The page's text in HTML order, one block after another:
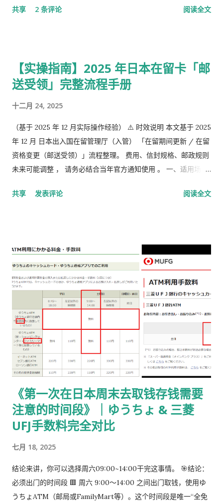
槽的。 第1号被保险者：20岁以上60岁未满农业者，自营业者，
共享 2 条评论 阅读全文
【实操指南】2025 年日本在留卡「邮
送受领」完整流程手册
十二月 24, 2025
（基于 2025 年 12 月实际操作经验） ⚠️ 时效说明 本文基于 2025
年 12 月 日本出入国在留管理厅（入管） 「在留期间更新 / 在留
资格变更（邮送受领）」流程整理。 费用、信封规格、邮政规则
未来可能调整 ， 请务必结合当年官方通知使用 。 一、适用场景
完了，请邮寄材料 」的邮件 选择 邮送方式领取新在留卡 需要自
载 PDF（不是费用说明页） 👉
https://www.moj.go.jp/isa/content/930002833.pdf 打印后
填写： 右上角： 申请受理编号 右下角： 本人姓名 在指定的「収
入印紙贴付栏」内： 贴 5,500 日元的收入印纸 可以是 两张或多
张 不重叠、不消印 📌 5,500 日元适用于： 2025 年 4 月 1 日以
后提交的在留期间更新 / 资格变更申请 ② 准备回邮用【レター
パック】 可以使用： 青色：レターパックライト（430 日元）
或红色：レターパックプラス（更稳，但非强制） 回邮用 レター
パック： 提前写好“收件人地址” 可写：本人住址 或 公司地址 不
要封口 可 对折一次 （标准做法） 📌 官方邮件只写「レターパッ
ク」， 没有指定必须 Plus，也没有写必须本人签收 。 ③ 用【简
易书留】寄给入管 把以下 3 样东西一起放入一个 A4 用信封 ：
手数料纳付书（已贴印纸） 当前持有的在留卡 正本 回邮用 レタ
ーパック（对折） 信封要求： 角2 或 角4 都可以 两者都能放 A4
入管、邮局 没有尺寸指定 用你手上的那个即可 到邮局柜台说一
共享 发表评论 阅读全文
《第一次在日本周末去取钱存钱需要
注意的时间段》｜ゆうちょ & 三菱
UFJ手数料完全对比
七月 18, 2025
结论来讲，你可以选择周六09:00~14:00干完这事情。 🎯结论：
必须出门的时间段 🟥 周六 9:00～14:00 之间出门取钱，使用ゆ
うちょATM（邮局或FamilyMart等）。这个时间段是唯一“全免